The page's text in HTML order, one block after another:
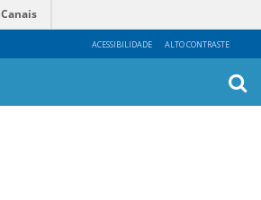
ACESSIBILIDADE ALTO CONTRASTE
Canais